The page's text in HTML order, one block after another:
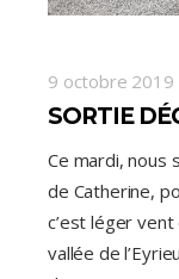
9 octobre 2019
SORTIE
Ce mardi, nous
de Catherine,
c’est léger vent
vallée de